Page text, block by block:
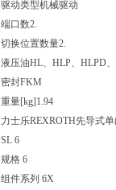
驱动类型机械驱动
端口数2.
切换位置数量2.
液压油HL、HLP、HLPD
密封FKM
重量[kg]1.94
力士乐REXROTH先导式
SL 6
规格 6
组件系列 6X